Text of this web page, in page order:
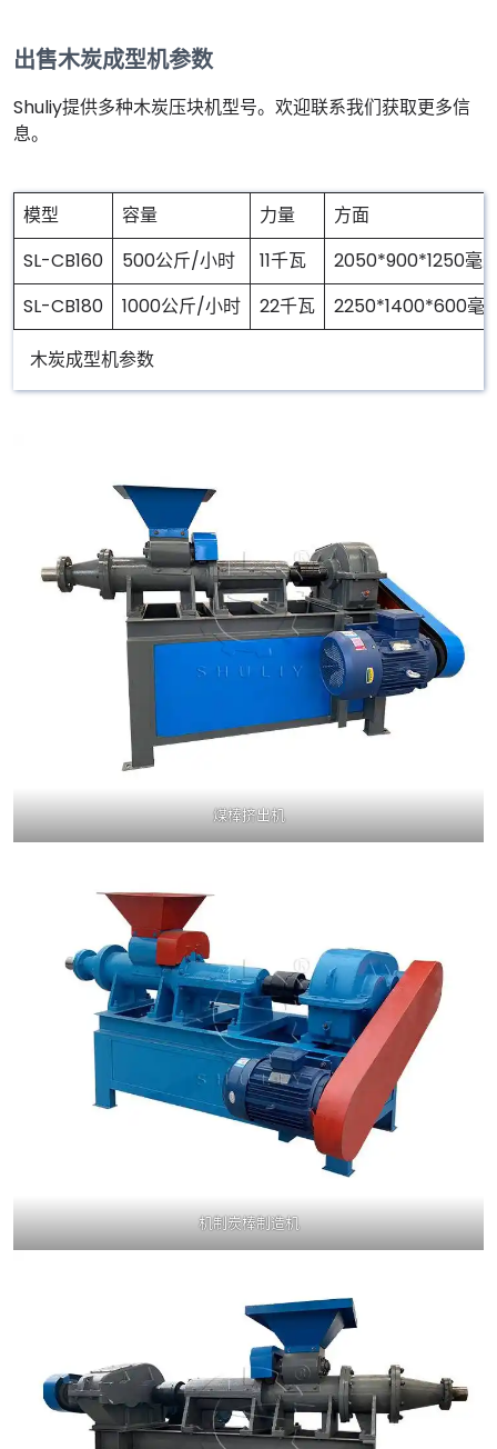
出售木炭成型机参数
Shuliy提供多种木炭压块机型号。欢迎联系我们获取更多信
息。
模型 容量 力量
方面
SL-CB160
500公斤/小时 11千瓦
2050*900*1250毫
SL-CB180
1000公斤/小时 22千瓦 2250*1400*600毫
木炭成型机参数
煤棒挤出机
机制炭棒制造机